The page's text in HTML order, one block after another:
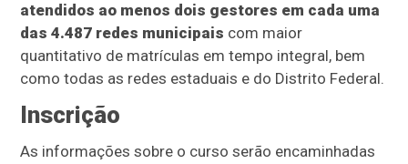
atendidos ao menos dois gestores em cada uma
das 4.487 redes municipais com maior
quantitativo de matrículas em tempo integral, bem
como todas as redes estaduais e do Distrito Federal.
Inscrição
As informações sobre o curso serão encaminhadas